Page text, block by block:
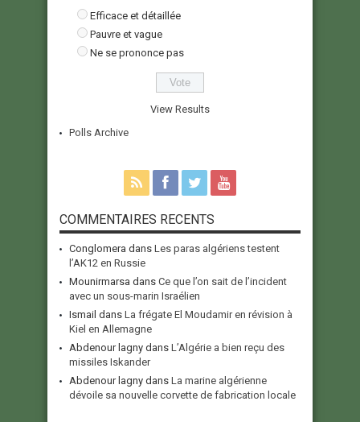
Efficace et détaillée
Pauvre et vague
Ne se prononce pas
View Results
Polls Archive
COMMENTAIRES RECENTS
Conglomera dans Les paras algériens testent
l’AK12 en Russie
Mounirmarsa dans Ce que l’on sait de l’incident
avec un sous-marin Israélien
Ismail dans La frégate El Moudamir en révision à
Kiel en Allemagne
Abdenour lagny dans L’Algérie a bien reçu des
missiles Iskander
Abdenour lagny dans La marine algérienne
dévoile sa nouvelle corvette de fabrication locale